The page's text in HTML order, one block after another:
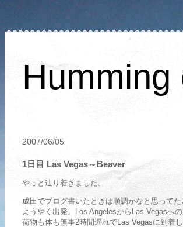
Humming
2007/06/05
1日目 Las Vegas～Beaver
やっと辿り着きました。
成田でブログ書いたときは順調かなと思って
ようやく出発。Los AngelesからLas Vegasへ
荷物も体も無事2時間遅れでLas Vegasに到着